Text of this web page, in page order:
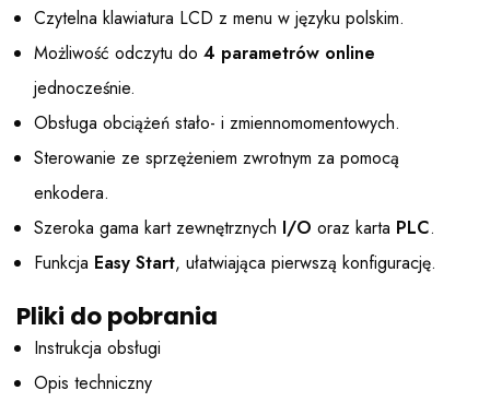
Czytelna klawiatura LCD z menu w języku polskim.
Możliwość odczytu do 4 parametrów online
jednocześnie.
Obsługa obciążeń stało- i zmiennomomentowych.
Sterowanie ze sprzężeniem zwrotnym za pomocą
enkodera.
Szeroka gama kart zewnętrznych I/O oraz karta PLC.
Funkcja Easy Start, ułatwiająca pierwszą konfigurację.
Pliki do pobrania
Instrukcja obsługi
Opis techniczny